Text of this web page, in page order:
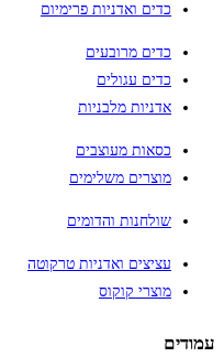
כדים ואדניות פרימיום
כדים מרובעים
כדים עגולים
אדניות מלבניות
כסאות מעוצבים
מוצרים משלימים
שולחנות והדומים
עציצים ואדניות טרקוטה
מוצרי קוקוס
עמודים